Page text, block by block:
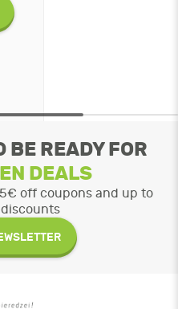
BE READY FOR
DEALS
off coupons and up to